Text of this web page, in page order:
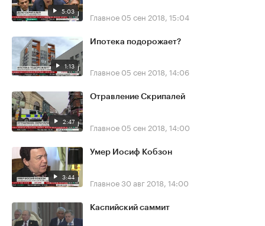
5:03 Главное 05 сен 2018, 15:04
1:13
Ипотека подорожает?
Главное 05 сен 2018, 14:06
2:47
Отравление Скрипалей
Главное 05 сен 2018, 14:00
3:44
Умер Иосиф Кобзон
Главное30 авг 2018, 14:00
Каспийский саммит